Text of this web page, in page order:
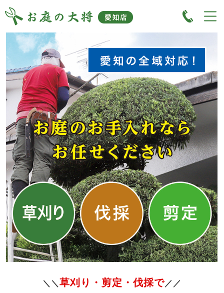
＼＼ 草刈り・剪定・伐採で／／